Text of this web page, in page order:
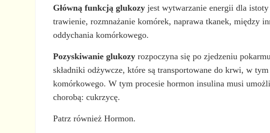
Główną funkcją glukozy jest wytwarzanie energii dla
trawienie, rozmnażanie komórek, naprawa tkanek, między
oddychania komórkowego.
Pozyskiwanie glukozy rozpoczyna się po zjedzeniu
składniki odżywcze, które są transportowane do krwi, w
komórkowego. W tym procesie hormon insulina musi
chorobą: cukrzycę.
Patrz również Hormon.